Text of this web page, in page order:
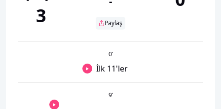
3 Paylaş
0’
İlk 11'ler
9’